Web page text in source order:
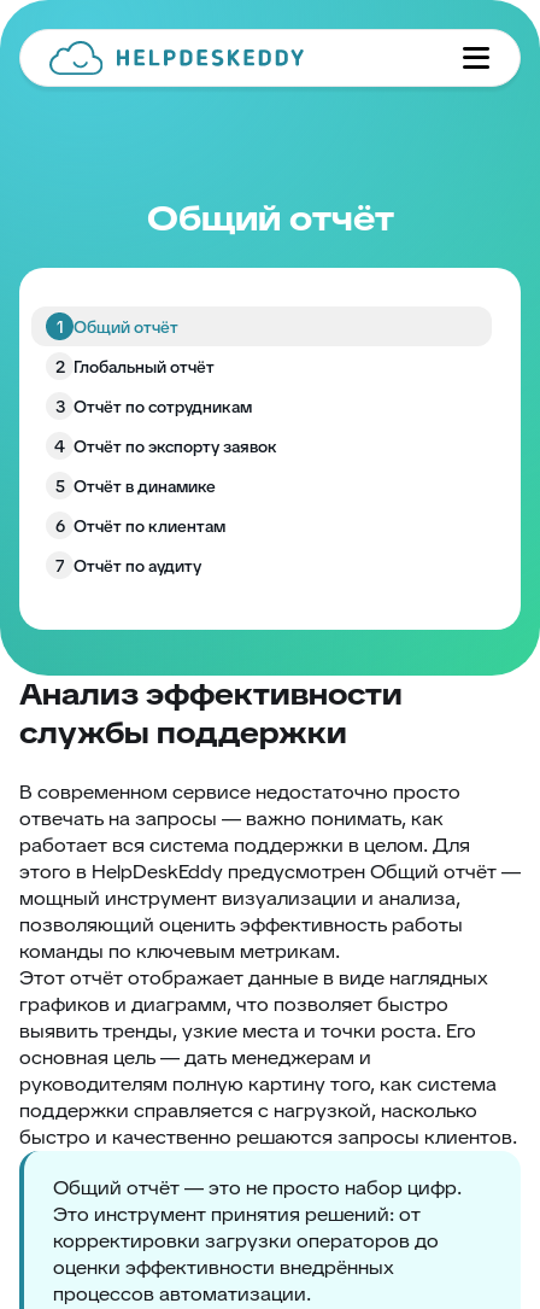
Общий отчёт
1 Общий отчёт
2 Глобальный отчёт
3 Отчёт по сотрудникам
4 Отчёт по экспорту заявок
5 Отчёт в динамике
6 Отчёт по клиентам
7 Отчёт по аудиту
10 Отчёт по компаниям: B2B-аналитика клиентской
поддержки
11 Отчёт по департаментам: аналитика
12 Отчёт «Оценки по сотрудникам»
13
Оценки по заявкам
14 Отчёт по операторам
Индивидуальные отчёты - конструктор
16 Отчёты по расписанию
17
Отчётность - интеграция с Power BI
Анализ эффективности
службы поддержки
В современном сервисе недостаточно просто
отвечать на запросы — важно понимать, как
работает вся система поддержки в целом. Для
этого в HelpDeskEddy предусмотренОбщий отчёт—
мощный инструмент визуализации и анализа,
позволяющий оценить эффективность работы
команды по ключевым метрикам.
Этот отчёт отображает данные в виде наглядных
графиков и диаграмм, что позволяет быстро
выявить тренды, узкие места и точки роста. Его
основная цель — дать менеджерам и
руководителям полную картинутого, как система
поддержки справляется с нагрузкой, насколько
быстро и качественно решаются запросы клиентов.
Общий отчёт — это не просто набор цифр.
Это инструмент принятия решений: от
корректировки загрузки операторов до
оценки эффективности внедрённых
процессов автоматизации.